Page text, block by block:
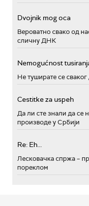
Dvojnik mog oca
Вероватно свако од
сличну ДНК
Nemogućnost
Не туширате се сваког
Cestitke za uspeh
Да ли сте знали да се
производе у Србији
Re: Eh...
Лесковачка спржа –
пореклом